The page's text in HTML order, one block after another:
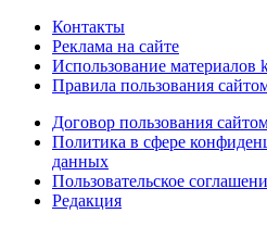
Контакты
Реклама на сайте
Использование материалов
Правила пользования
Договор пользования
Политика в сфере
данных
Пользовательское
Редакция